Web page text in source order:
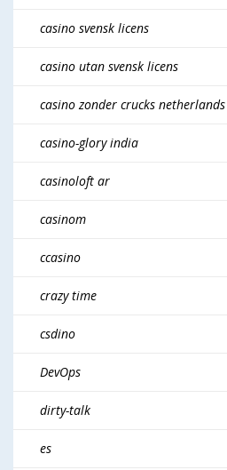
casino svensk licens
casino utan svensk licens
casino zonder crucks netherlands
casino-glory india
casinoloft ar
casinom
ccasino
crazy time
csdino
DevOps
dirty-talk
es